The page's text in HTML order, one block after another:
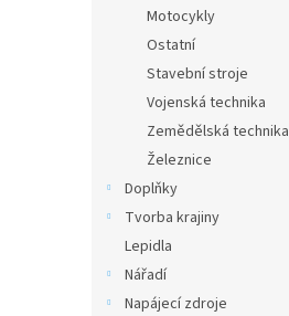
Motocykly
Ostatní
Stavební stroje
Vojenská technika
Zemědělská technika
Železnice
Doplňky
Tvorba krajiny
Lepidla
Nářadí
Napájecí zdroje